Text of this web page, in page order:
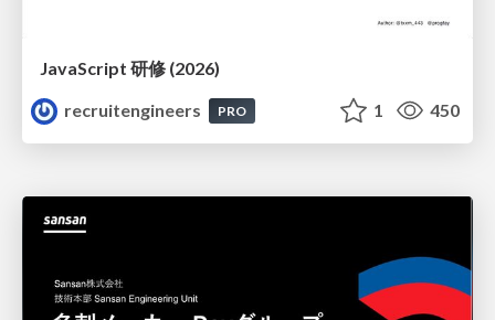
JavaScript 研修 (2026)
recruitengineers
PRO 1 450